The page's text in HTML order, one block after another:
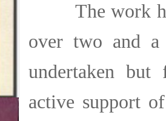
The work has
over two and a
undertaken but
active support